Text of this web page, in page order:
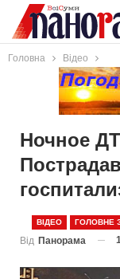
Головна Відео
Ночное
ВІДЕО ГОЛОВНЕ
Від Панорама